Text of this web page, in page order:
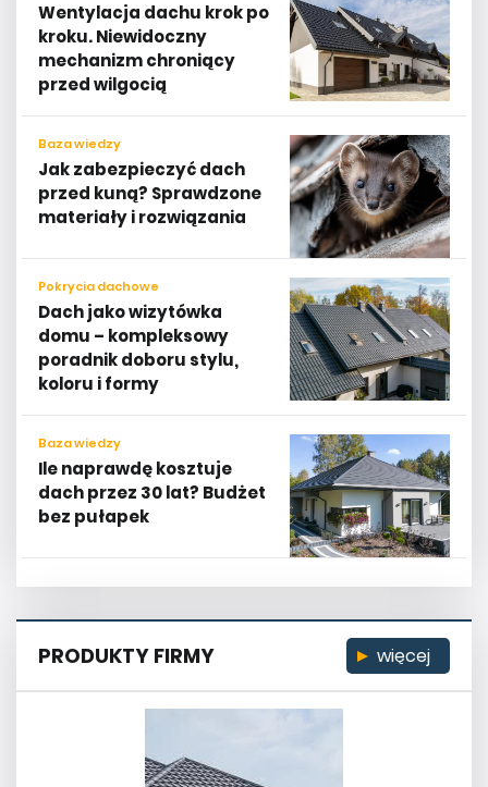
Wentylacja dachu krok po
kroku. Niewidoczny
mechanizm chroniący
przed wilgocią
Baza wiedzy
Jak zabezpieczyć dach
przed kuną? Sprawdzone
materiały i rozwiązania
Pokrycia dachowe
Dach jako wizytówka
domu – kompleksowy
poradnik doboru stylu,
koloru i formy
Baza wiedzy
Ile naprawdę kosztuje
dach przez 30 lat? Budżet
bez pułapek
PRODUKTY FIRMY więcej